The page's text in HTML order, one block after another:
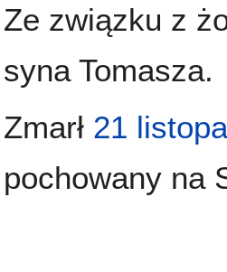
Ze związku z
syna Tomasza.
Zmarł 21
pochowany na